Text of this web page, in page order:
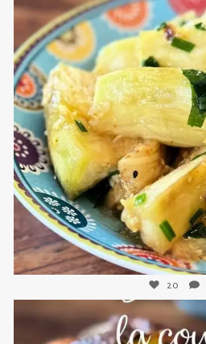
sweetkwisine
Nov 8
20